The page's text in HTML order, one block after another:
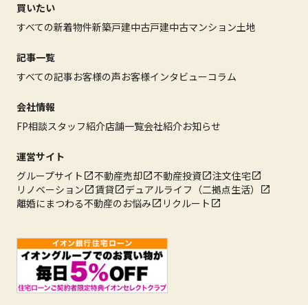
買いたい
すべての新着物件新築戸建中古戸建中古マンション土地
記事一覧
すべての記事お客様の声お客様インタビューコラム
会社情報
FP相談スタッフ紹介店舗一覧会社紹介お知らせ
運営サイト
グループサイト
不動産売却 不動産投資
注文住宅
リノベーション
賃貸
デュアルライフ（二拠点生活）
離婚にまつわる不動産のお悩み
リクルート